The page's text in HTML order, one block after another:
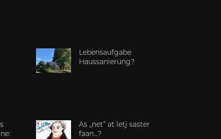
Lebensaufgabe
Haussanierung?
As „net“ at letj saster
faan…?